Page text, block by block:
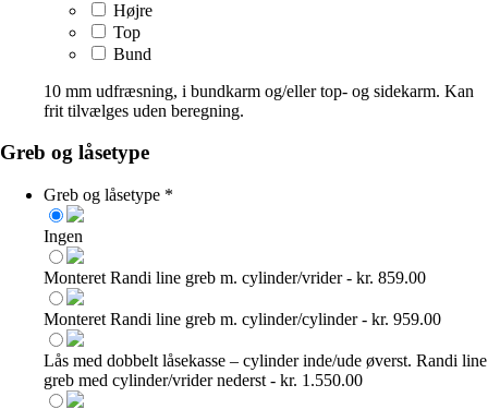
Højre
Top
Bund
10 mm udfræsning, i bundkarm og/eller top- og sidekarm. Kan
frit tilvælges uden beregning.
Greb og låsetype
Greb og låsetype *
Ingen
Monteret Randi line greb m. cylinder/vrider - kr. 859.00
Monteret Randi line greb m. cylinder/cylinder - kr. 959.00
Lås med dobbelt låsekasse – cylinder inde/ude øverst. Randi line
greb med cylinder/vrider nederst - kr. 1.550.00